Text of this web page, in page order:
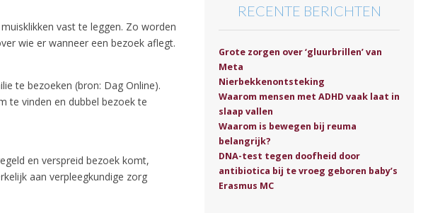
vast te leggen. Zo worden
wie er wanneer een bezoek aflegt.
te bezoeken (bron: Dag Online).
te vinden en dubbel bezoek te
en verspreid bezoek komt,
aan verpleegkundige zorg
RECENTE BERICHTEN
Grote zorgen over ‘gluurbrillen’ van
Meta
Nierbekkenontsteking
Waarom mensen met ADHD vaak laat in
slaap vallen
Waarom is bewegen bij reuma
belangrijk?
DNA-test tegen doofheid door
antibiotica bij te vroeg geboren baby’s
Erasmus MC